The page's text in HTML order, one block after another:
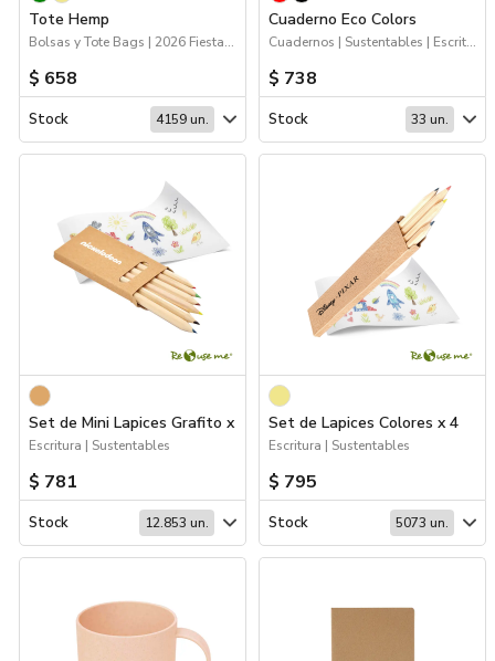
Tote Hemp
Bolsas y Tote Bags | 2026 Fiestas Patrias | Sustentables
$ 658
Stock 4159 un.
Cuaderno Eco Colors
Cuadernos | Sustentables | Escritorio
$ 738
Stock 33 un.
Set de Mini Lapices Grafito x 6
Escritura | Sustentables
$ 781
Stock 12.853 un.
Set de Lapices Colores x 4
Escritura | Sustentables
$ 795
Stock 5073 un.